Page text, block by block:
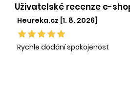
Uživatelské recenze e-
Heureka.cz [1. 8. 2026]
Rychle dodání spokojenost